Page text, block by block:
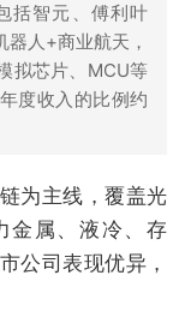
括智元、傅利叶
人+商业航天，
拟芯片、MCU等
度收入的比例约
为主线，覆盖光
金属、液冷、存
公司表现优异，